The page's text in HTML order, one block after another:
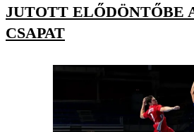
JUTOTT ELŐDÖNTŐBE
CSAPAT